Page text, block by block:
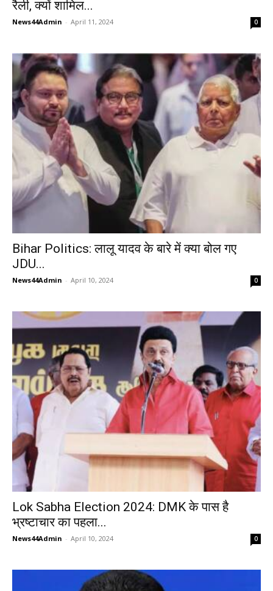
रैली, क्यों शामिल...
News44Admin - April 11, 2024 0
Bihar Politics: लालू यादव के बारे में क्या बोल गए
JDU...
News44Admin - April 10, 2024 0
Lok Sabha Election 2024: DMK के पास है
भ्रष्टाचार का पहला...
News44Admin - April 10, 2024 0